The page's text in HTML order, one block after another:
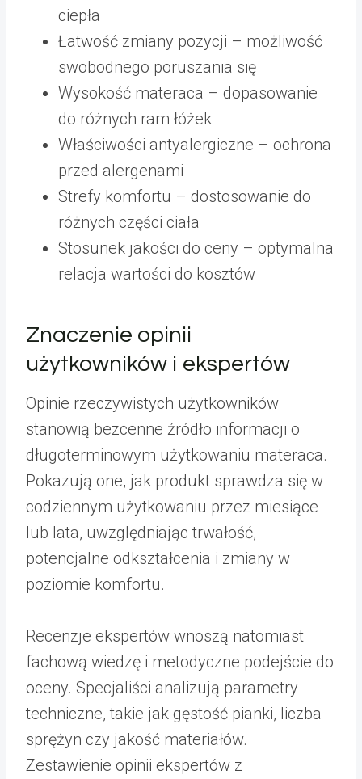
ciepła
Łatwość zmiany pozycji – możliwość
swobodnego poruszania się
Wysokość materaca – dopasowanie
do różnych ram łóżek
Właściwości antyalergiczne – ochrona
przed alergenami
Strefy komfortu – dostosowanie do
różnych części ciała
Stosunek jakości do ceny – optymalna
relacja wartości do kosztów
Znaczenie opinii
użytkowników i ekspertów
Opinie rzeczywistych użytkowników
stanowią bezcenne źródło informacji o
długoterminowym użytkowaniu materaca.
Pokazują one, jak produkt sprawdza się w
codziennym użytkowaniu przez miesiące
lub lata, uwzględniając trwałość,
potencjalne odkształcenia i zmiany w
poziomie komfortu.
Recenzje ekspertów wnoszą natomiast
fachową wiedzę i metodyczne podejście do
oceny. Specjaliści analizują parametry
techniczne, takie jak gęstość pianki, liczba
sprężyn czy jakość materiałów.
Zestawienie opinii ekspertów z